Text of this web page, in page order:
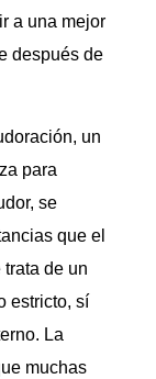
a una mejor
después de
un
para
se
que el
de un
estricto, sí
La
muchas